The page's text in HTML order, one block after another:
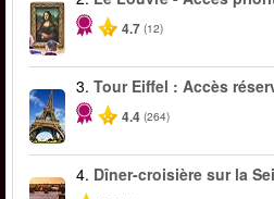
4.7 (12)
3. Tour Eiffel : Accès
4.4 (264)
4. Dîner-croisière sur la